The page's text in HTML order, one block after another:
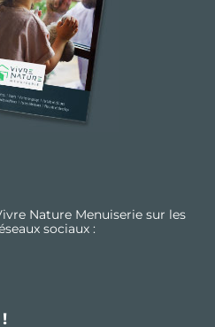
Nature Menuiserie sur les
sociaux :